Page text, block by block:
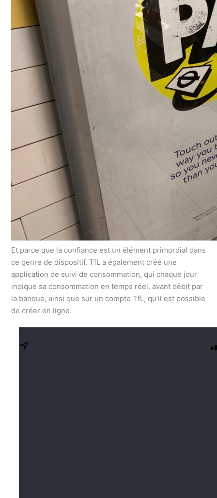
Et parce que la confiance est un élément primordial dans
ce genre de dispositif, TfL a également créé une
application de suivi de consommation, qui chaque jour
indique sa consommation en temps réel, avant débit par
la banque, ainsi que sur un compte TfL, qu’il est possible
de créer en ligne.